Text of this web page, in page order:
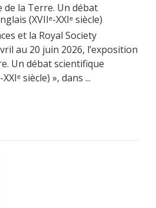
de la Terre. Un débat
(XVIIᵉ-XXIᵉ siècle)
et la Royal Society
au 20 juin 2026, l’exposition
Un débat scientifique
siècle) », dans ...